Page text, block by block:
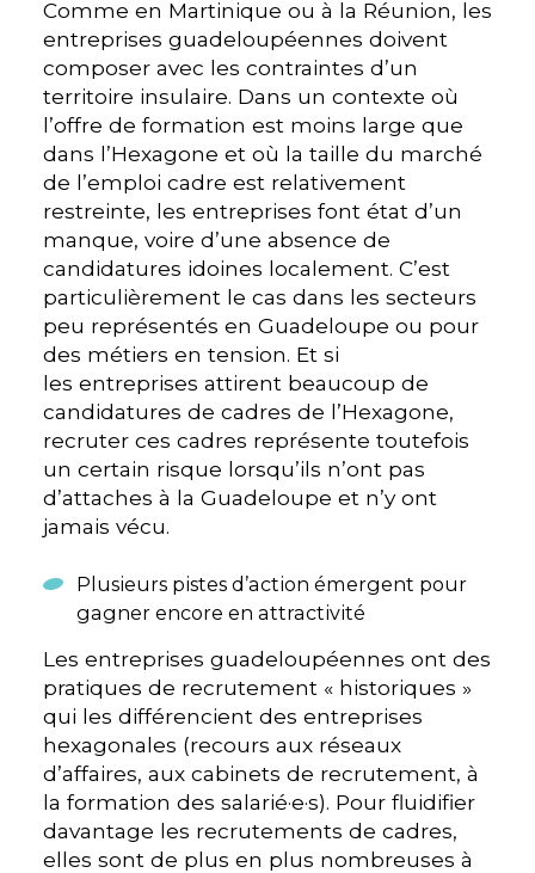
Comme en Martinique ou à la Réunion, les
entreprises guadeloupéennes doivent
composer avec les contraintes d’un
territoire insulaire. Dans un contexte où
l’offre de formation est moins large que
dans l’Hexagone et où la taille du marché
de l’emploi cadre est relativement
restreinte, les entreprises font état d’un
manque, voire d’une absence de
candidatures idoines localement. C’est
particulièrement le cas dans les secteurs
peu représentés en Guadeloupe ou pour
des métiers en tension. Et si
les entreprises attirent beaucoup de
candidatures de cadres de l’Hexagone,
recruter ces cadres représente toutefois
un certain risque lorsqu’ils n’ont pas
d’attaches à la Guadeloupe et n’y ont
jamais vécu.
Plusieurs pistes d’action émergent pour
gagner encore en attractivité
Les entreprises guadeloupéennes ont des
pratiques de recrutement « historiques »
qui les différencient des entreprises
hexagonales (recours aux réseaux
d’affaires, aux cabinets de recrutement, à
la formation des salarié·e·s). Pour fluidifier
davantage les recrutements de cadres,
elles sont de plus en plus nombreuses à